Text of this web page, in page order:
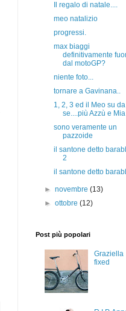
Il regalo di natale....
meo natalizio
progressi.
max biaggi
definitivamente
dal motoGP?
niente foto...
tornare a Gavinana..
1, 2, 3 ed il Meo su da
se....più Azzù e Mia
sono veramente un
pazzoide
il santone detto
2
il santone detto
►novembre(13)
►ottobre(12)
Post più popolari
Graziella
fixed